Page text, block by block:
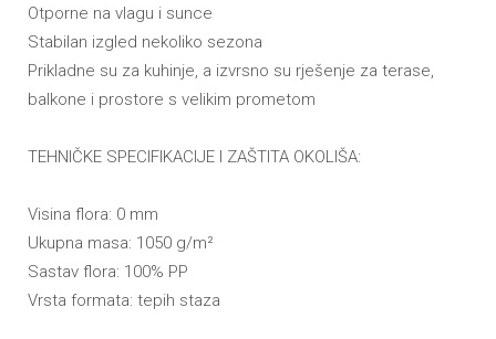
Otporne na vlagu i sunce
Stabilan izgled nekoliko sezona
Prikladne su za kuhinje, a izvrsno su rješenje za terase,
balkone i prostore s velikim prometom
TEHNIČKE SPECIFIKACIJE I ZAŠTITA OKOLIŠA:
Visina flora: 0 mm
Ukupna masa: 1050 g/m²
Sastav flora: 100% PP
Vrsta formata: tepih staza